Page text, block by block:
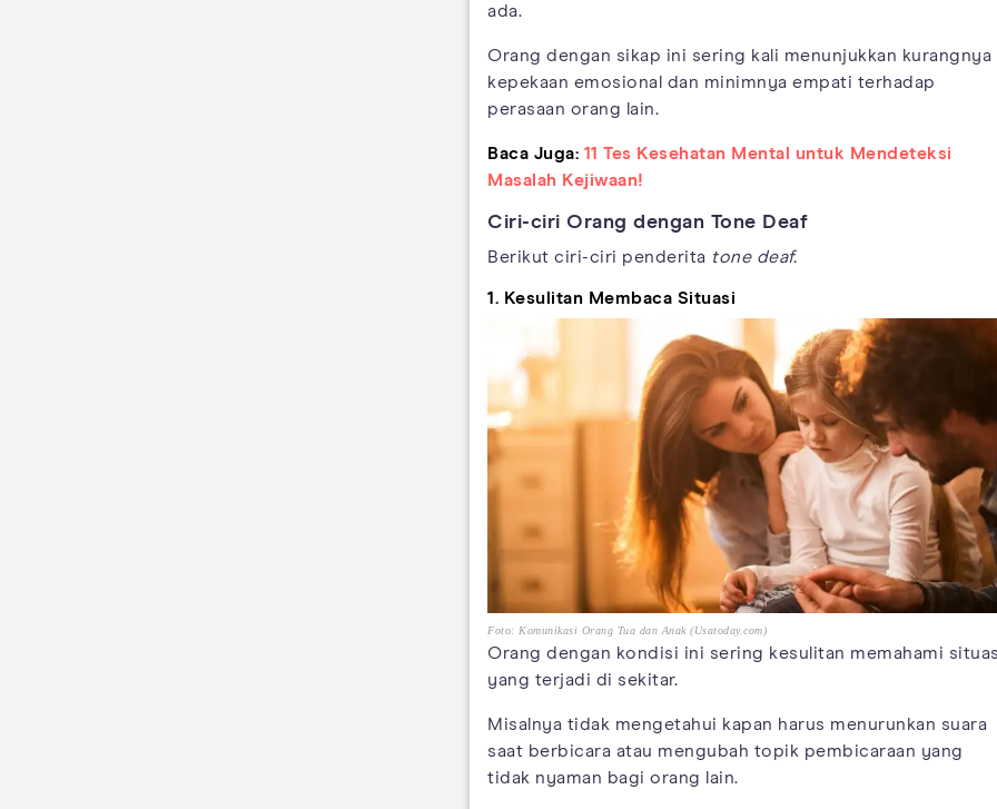
ada.
Orang dengan sikap ini sering kali menunjukkan kurangnya
kepekaan emosional dan minimnya empati terhadap
perasaan orang lain.
Baca Juga: 11 Tes Kesehatan Mental untuk Mendeteksi
Masalah Kejiwaan!
Ciri-ciri Orang dengan Tone Deaf
Berikut ciri-ciri penderita tone deaf.
1. Kesulitan Membaca Situasi
Foto: Komunikasi Orang Tua dan Anak (Usatoday.com)
Orang dengan kondisi ini sering kesulitan memahami
yang terjadi di sekitar.
Misalnya tidak mengetahui kapan harus menurunkan suara
saat berbicara atau mengubah topik pembicaraan yang
tidak nyaman bagi orang lain.